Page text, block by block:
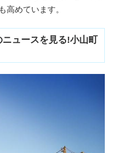
高めています。
ュースを見る!小山町